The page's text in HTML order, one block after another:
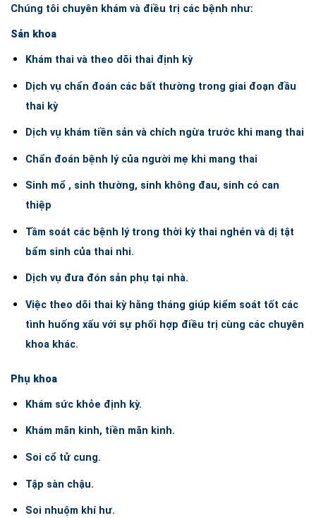
Chúng tôi chuyên khám và điều trị các bệnh như:
Sản khoa
Khám thai và theo dõi thai định kỳ
Dịch vụ chẩn đoán các bất thường trong giai đoạn đầu
thai kỳ
Dịch vụ khám tiền sản và chích ngừa trước khi mang thai
Chẩn đoán bệnh lý của người mẹ khi mang thai
Sinh mổ , sinh thường, sinh không đau, sinh có can
thiệp
Tầm soát các bệnh lý trong thời kỳ thai nghén và dị tật
bẩm sinh của thai nhi.
Dịch vụ đưa đón sản phụ tại nhà.
Việc theo dõi thai kỳ hằng tháng giúp kiểm soát tốt các
tình huống xấu với sự phối hợp điều trị cùng các chuyên
khoa khác.
Phụ khoa
Khám sức khỏe định kỳ.
Khám mãn kinh, tiền mãn kinh.
Soi cổ tử cung.
Tập sàn chậu.
Soi nhuộm khí hư.